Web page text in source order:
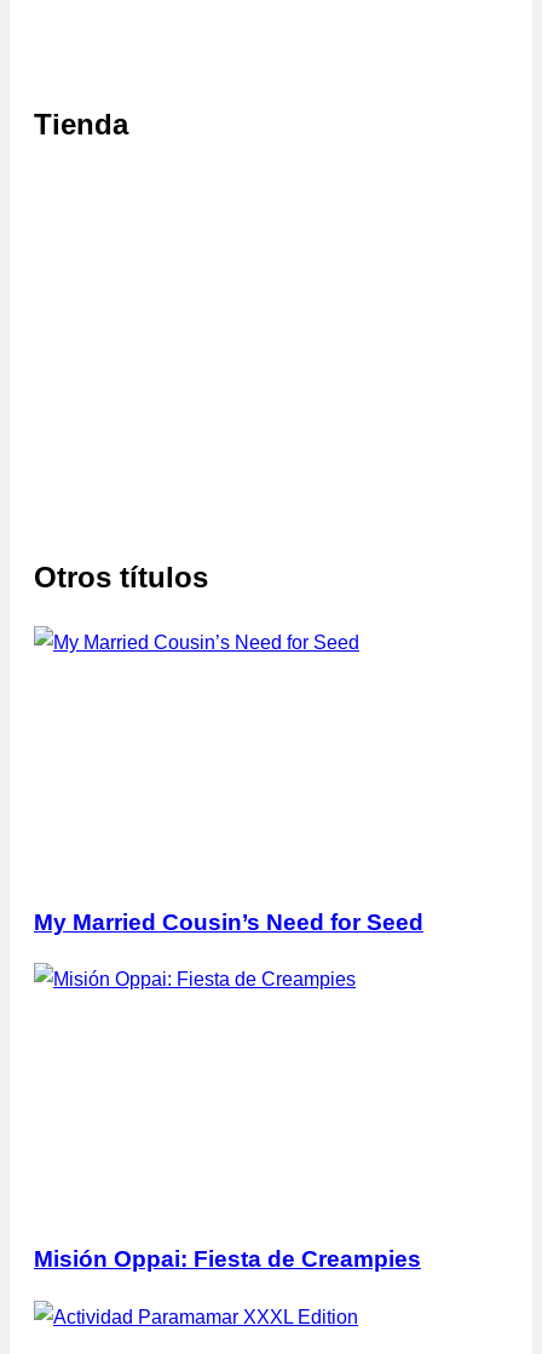
Tienda
Otros títulos
My Married Cousin’s Need for Seed
Misión Oppai: Fiesta de Creampies